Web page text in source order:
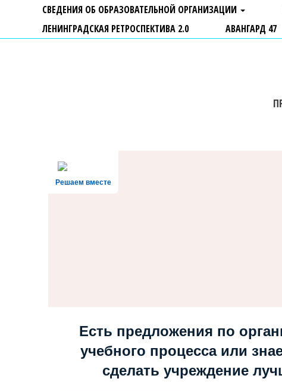
СВЕДЕНИЯ ОБ ОБРАЗОВАТЕЛЬНОЙ ОРГАНИЗАЦИИ
ЛЕНИНГРАДСКАЯ РЕТРОСПЕКТИВА 2.0
АВАНГАРД 47
Решаем вместе
Есть предложения по
учебного процесса или
сделать учреждение